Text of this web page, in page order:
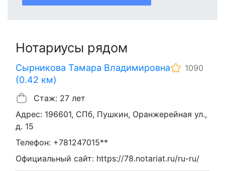
Нотариусы рядом
Сырникова Тамара Владимировна
(0.42 км)
1090
Стаж: 27 лет
Адрес: 196601, СПб, Пушкин, Оранжерейная ул.,
д. 15
Телефон: +781247015**
Официальный сайт: https://78.notariat.ru/ru-ru/